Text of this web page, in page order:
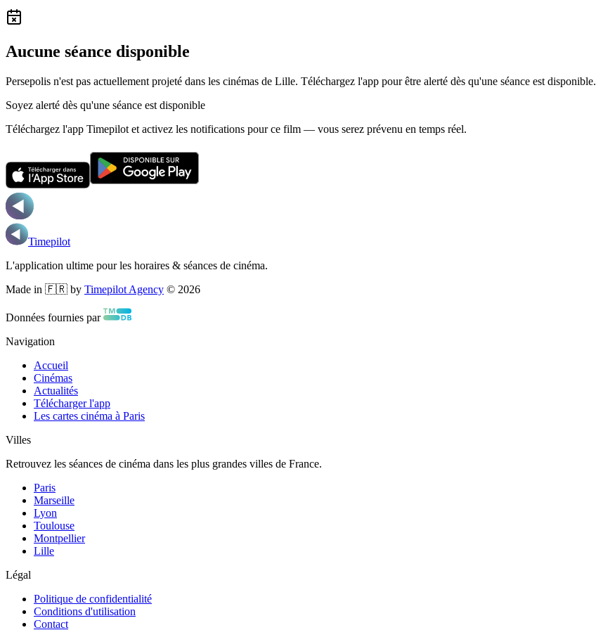
Aucune séance disponible
Persepolis n'est pas actuellement projeté dans les cinémas de Lille. Téléchargez l'app pour être alerté dès qu'une séance est disponible.
Soyez alerté dès qu'une séance est disponible
Téléchargez l'app Timepilot et activez les notifications pour ce film — vous serez prévenu en temps réel.
Timepilot
L'application ultime pour les horaires & séances de cinéma.
Made in 🇫🇷 by Timepilot Agency © 2026
Données fournies par
Navigation
Accueil
Cinémas
Actualités
Télécharger l'app
Les cartes cinéma à Paris
Villes
Retrouvez les séances de cinéma dans les plus grandes villes de France.
Paris
Marseille
Lyon
Toulouse
Montpellier
Lille
Légal
Politique de confidentialité
Conditions d'utilisation
Contact